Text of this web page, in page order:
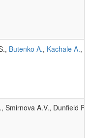
Butenko A., Kachale A.,
Smirnova A.V., Dunfield